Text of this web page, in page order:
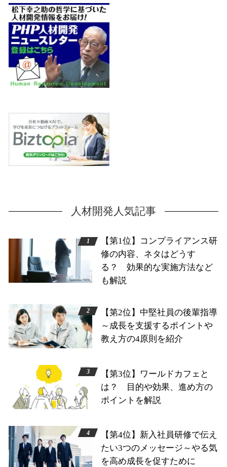
人材開発人気記事
【第1位】コンプライアンス研
修の内容、ネタはどうす
る？ 効果的な実施方法など
も解説
【第2位】中堅社員の後輩指導
～成長を支援するポイントや
教え方の4原則を紹介
【第3位】ワールドカフェと
は？ 目的や効果、進め方の
ポイントを解説
【第4位】新入社員研修で伝え
たい3つのメッセージ～やる気
を高め成長を促すために